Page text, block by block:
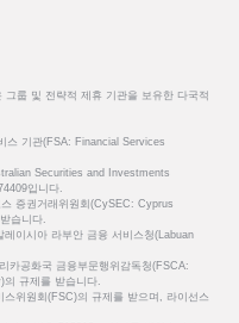
룹 및 전략적 제휴 기관을 보유한 다국적
스 기관(FSA: Financial Services
Securities and Investments
입니다.
증권거래위원회(CySEC: Cyprus
습니다.
이시아 라부안 금융 서비스청(Labuan
카공화국 금융부문행위감독청(FSCA:
규제를 받습니다.
위원회(FSC)의 규제를 받으며, 라이선스